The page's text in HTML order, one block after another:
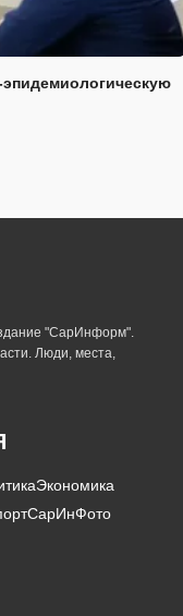
"СарИнформ".
Люди, места,
Экономика
СарИнФото